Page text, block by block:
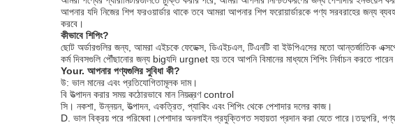
আপনার যদি নিজের শিপ ফরওয়ার্ডার থাকে তবে আমরা আপনার শিপ ফরোয়ার্ডারকে পণ্য সরবরাহের জন্য
করবে।
কীভাবে শিপিং?
ছোট অর্ডারগুলির জন্য, আমরা এইচকে ফেডেক্স, ডিএইচএল, টিএনটি বা ইউপিএসের মতো আন্তর্জাতিক
কর্ম দিবসগুলি পৌঁছানোর জন্য bigযদি urgnet হয় তবে আপনি বিমানের মাধ্যমে শিপিং নির্বাচন করতে
Your. আপনার পণ্যগুলির সুবিধা কী?
উ: ভাল মানের এবং প্রতিযোগিতামূলক দাম।
বি উত্পাদন করার সময় কঠোরভাবে মান নিয়ন্ত্রণ control
সি। নকশা, উন্নয়ন, উত্পাদন, একত্রিত, প্যাকিং এবং শিপিং থেকে পেশাদার দলের কাজ।
D. ভাল বিক্রয় পরে পরিষেবা।পেশাদার অনলাইন প্রযুক্তিগত সহায়তা প্রদান করা যেতে পারে।তদুপরি,